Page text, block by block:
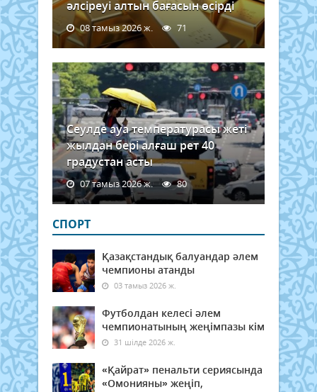
әлсіреуі алтын бағасын өсірді
08 тамыз 2026 ж. 71
Сеулде ауа температурасы жеті
жылдан бері алғаш рет 40
градустан асты
07 тамыз 2026 ж. 80
СПОРТ
Қазақстандық балуандар әлем
чемпионы атанды
03 тамыз 2026 ж.
Футболдан келесі әлем
чемпионатының жеңімпазы кім
31 шілде 2026 ж.
«Қайрат» пенальти сериясында
«Омонияны» жеңіп,